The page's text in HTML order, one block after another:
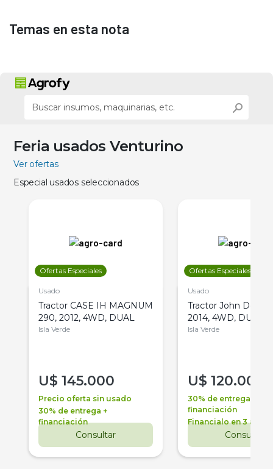
Temas en esta nota
Feria usados Venturino
Ver ofertas
Especial usados seleccionados
Ofertas Especiales
Usado
Tractor CASE IH MAGNUM
290, 2012, 4WD, DUAL
Isla Verde
U$ 145.000
Precio oferta sin usado
30% de entrega +
financiación
Consultar
Ofertas Especiales
Usado
Tractor John Deere
2014, 4WD, DUAL
Isla Verde
U$ 120.000
30% de entrega +
financiación
Financialo en 3 años
Consultar